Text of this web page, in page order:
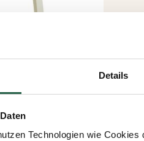
Details
Technologien wie